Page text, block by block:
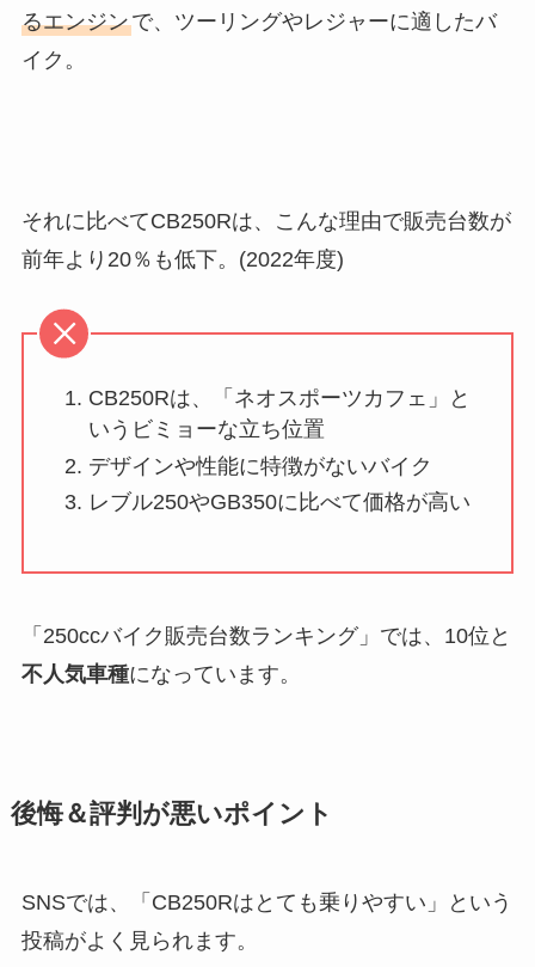
るエンジンで、ツーリングやレジャーに適したバ
イク。
それに比べてCB250Rは、こんな理由で販売台数が
前年より20％も低下。(2022年度)
CB250Rは、「ネオスポーツカフェ」と
いうビミョーな立ち位置
デザインや性能に特徴がないバイク
レブル250やGB350に比べて価格が高い
「250ccバイク販売台数ランキング」では、10位と
不人気車種になっています。
後悔＆評判が悪いポイント
SNSでは、「CB250Rはとても乗りやすい」という
投稿がよく見られます。